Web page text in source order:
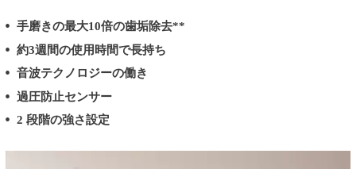
手磨きの最大10倍の歯垢除去**
約3週間の使用時間で長持ち
音波テクノロジーの働き
過圧防止センサー
2 段階の強さ設定